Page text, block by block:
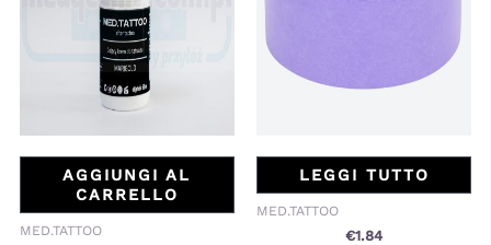
AGGIUNGI AL
CARRELLO
MED.TATTOO
LEGGI TUTTO
MED.TATTOO
€1.84